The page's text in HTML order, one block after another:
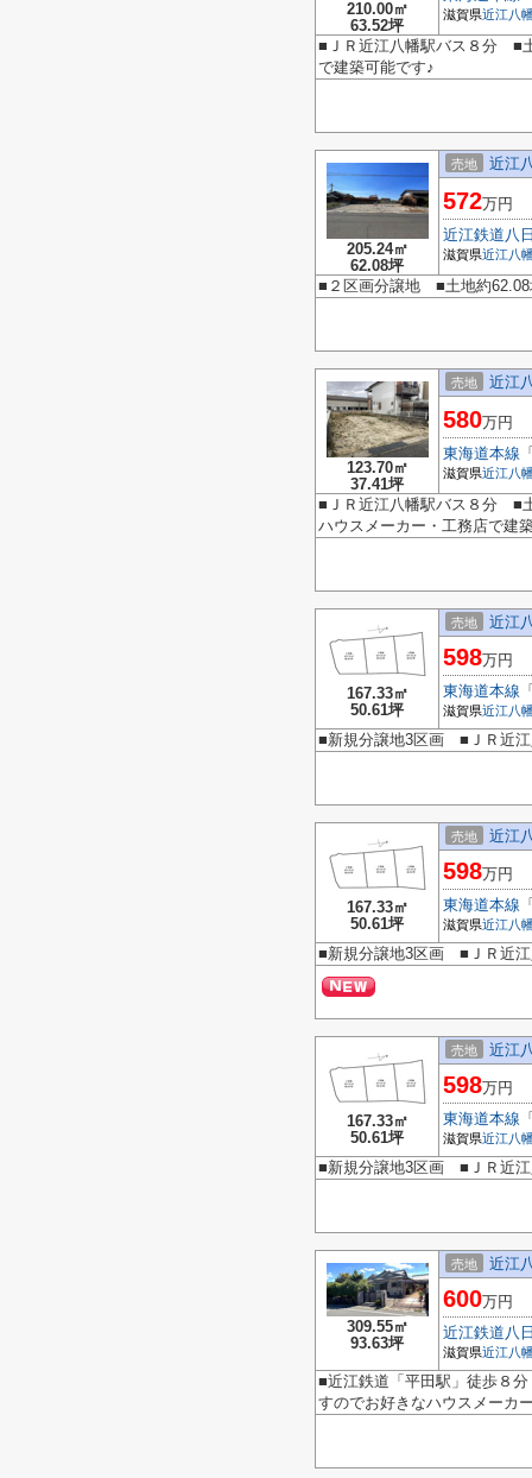
210.00㎡
63.52坪
滋賀県近江八
■ＪＲ近江八幡駅バス８分 ■
で建築可能です♪
205.24㎡
62.08坪
売地 近江
572万円
近江鉄道八
滋賀県近江八
■２区画分譲地 ■土地約62.08
123.70㎡
37.41坪
売地 近江
580万円
東海道本線
滋賀県近江八
■ＪＲ近江八幡駅バス８分 ■
ハウスメーカー・工務店で建
167.33㎡
50.61坪
売地 近江
598万円
東海道本線
滋賀県近江八
■新規分譲地3区画 ■ＪＲ近
167.33㎡
50.61坪
売地 近江
598万円
東海道本線
滋賀県近江八
■新規分譲地3区画 ■ＪＲ近
167.33㎡
50.61坪
売地 近江
598万円
東海道本線
滋賀県近江八
■新規分譲地3区画 ■ＪＲ近
309.55㎡
93.63坪
売地 近江
600万円
近江鉄道八
滋賀県近江八
■近江鉄道「平田駅」徒歩８
すのでお好きなハウスメーカ